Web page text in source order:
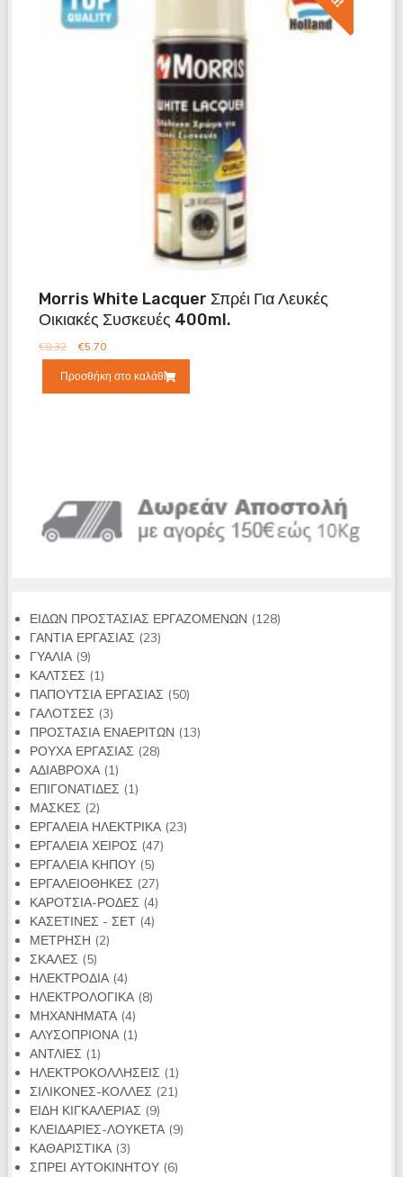
Morris White Lacquer Σπρέι Για Λευκές
Οικιακές Συσκευές 400ml.
€8.32 €5.70
Προσθήκη στο καλάθι
ΕΙΔΩΝ ΠΡΟΣΤΑΣΙΑΣ ΕΡΓΑΖΟΜΕΝΩΝ 128128
ΓΑΝΤΙΑ ΕΡΓΑΣΙΑΣ 2323
ΓΥΑΛΙΑ 99
προϊόντα
ΚΑΛΤΣΕΣ 11
προϊόν
ΠΑΠΟΥΤΣΙΑ ΕΡΓΑΣΙΑΣ 5050
ΓΑΛΟΤΣΕΣ 33
προϊόντα
ΠΡΟΣΤΑΣΙΑ ΕΝΑΕΡΙΤΩΝ 1313
ΡΟΥΧΑ ΕΡΓΑΣΙΑΣ 2828
ΑΔΙΑΒΡΟΧΑ 11
προϊόν
ΕΠΙΓΟΝΑΤΙΔΕΣ 11
ΜΑΣΚΕΣ 22
προϊόντα
ΕΡΓΑΛΕΙΑ ΗΛΕΚΤΡΙΚΑ 2323
ΕΡΓΑΛΕΙΑ ΧΕΙΡΟΣ 4747
ΕΡΓΑΛΕΙΑ ΚΗΠΟΥ 55
προϊόντα
ΕΡΓΑΛΕΙΟΘΗΚΕΣ 2727
προϊόντα
ΚΑΡΟΤΣΙΑ-ΡΟΔΕΣ 44
ΚΑΣΕΤΙΝΕΣ - ΣΕΤ 44
ΜΕΤΡΗΣΗ 22
ΣΚΑΛΕΣ 55
προϊόντα
ΗΛΕΚΤΡΟΔΙΑ 44
προϊόντα
ΗΛΕΚΤΡΟΛΟΓΙΚΑ 88
ΜΗΧΑΝΗΜΑΤΑ 44
προϊόντα
ΑΛΥΣΟΠΡΙΟΝΑ 11
ΑΝΤΛΙΕΣ 11
προϊόν
ΗΛΕΚΤΡΟΚΟΛΛΗΣΕΙΣ 11
προϊόν
ΣΙΛΙΚΟΝΕΣ-ΚΟΛΛΕΣ 2121
ΕΙΔΗ ΚΙΓΚΑΛΕΡΙΑΣ 99
προϊόντα
ΚΛΕΙΔΑΡΙΕΣ-ΛΟΥΚΕΤΑ 99
ΚΑΘΑΡΙΣΤΙΚΑ 33
προϊόντα
ΣΠΡΕΙ ΑΥΤΟΚΙΝΗΤΟΥ 66